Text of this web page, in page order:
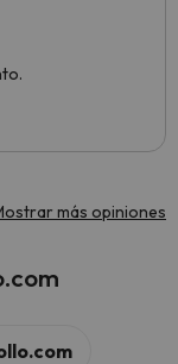
más opiniones